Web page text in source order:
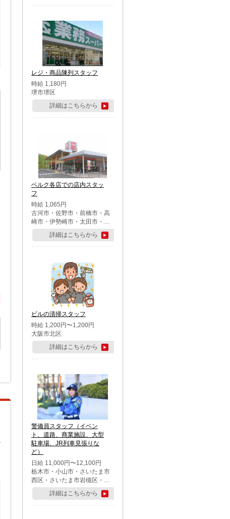
レジ・商品陳列スタッフ
時給 1,180円
堺市堺区
詳細はこちらから
ベルク各店での店内スタッ
フ
時給 1,065円
古河市・佐野市・前橋市・高
崎市・伊勢崎市・太田市・館
林市・藤岡市・大泉町・さい
たま市北区・川越市・熊谷
市・行田市・秩父市・所沢
市・鶴ケ島市・千葉市中央
区・市川市・松戸市・習志野
市・柏市・流山市・八千代
市・足立区・江戸川区・八王
子市・町田市
詳細はこちらから
ビルの清掃スタッフ
時給 1,200円〜1,200円
大阪市北区
詳細はこちらから
警備員スタッフ（イベン
ト、道路、商業施設、大型
駐車場、JR列車見張りな
ど）
日給 11,000円〜12,100円
栃木市・小山市・さいたま市
西区・さいたま市岩槻区・久
喜市・蓮田市
詳細はこちらから